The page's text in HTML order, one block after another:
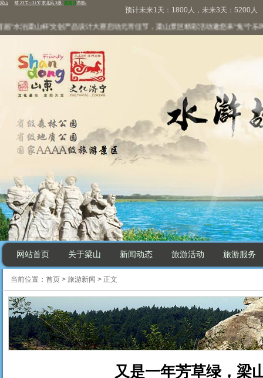
预计未来1天：1800人，未来3天：5200人
水泊梁山杯”文创产品设计大赛启动元宵佳节，梁山景区精彩活动邀您来“兔”个乐呵
网站首页 关于梁山 新闻动态 旅游活动 旅游服务
当前位置： 首页 > 旅游新闻 > 正文
又是一年芳草绿，梁